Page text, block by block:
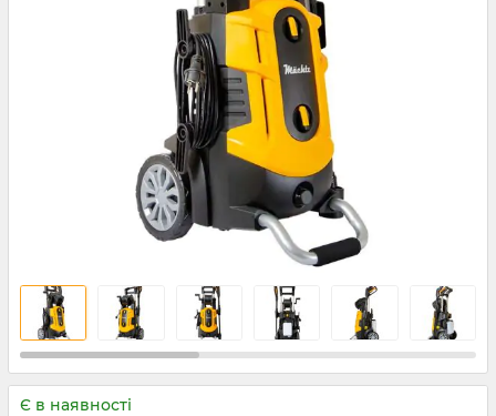
Є в наявності